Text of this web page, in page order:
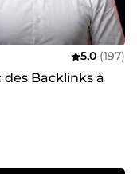
5,0 (197)
des Backlinks à